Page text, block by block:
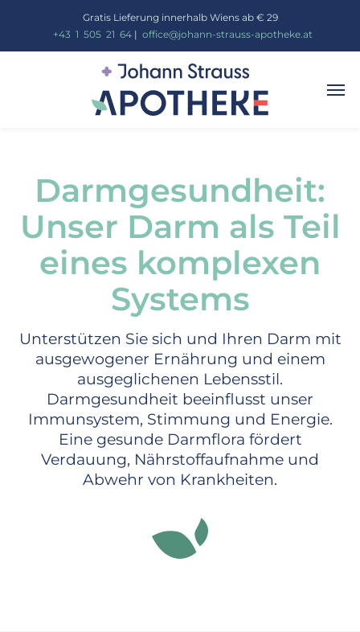
Gratis Lieferung innerhalb Wiens ab € 29
+43 1 505_ 21 64| office@johann-strauss-apotheke.at
Darmgesundheit:
Unser Darm als Teil
eines komplexen
Systems
Unterstützen Sie sich und Ihren Darm mit
ausgewogener Ernährung und einem
ausgeglichenen Lebensstil.
Darmgesundheit beeinflusst unser
Immunsystem, Stimmung und Energie.
Eine gesunde Darmflora fördert
Verdauung, Nährstoffaufnahme und
Abwehr von Krankheiten.